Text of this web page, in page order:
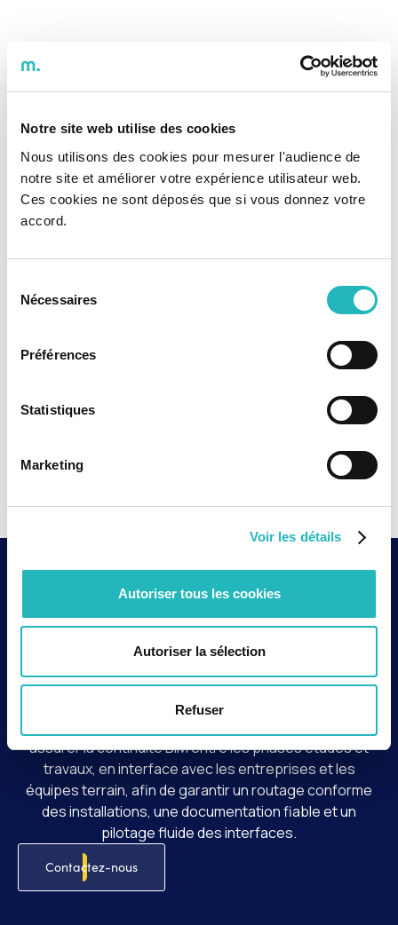
Notre site web utilise des cookies
Nous utilisons des cookies pour mesurer l'audience de
notre site et améliorer votre expérience utilisateur web.
Ces cookies ne sont déposés que si vous donnez votre
accord.
Nécessaires
Préférences
Statistiques
Marketing
Voir les détails
Autoriser tous les cookies
Autoriser la sélection
Refuser
Contexte et enjeux
Dans le cadre de la construction de l’usine d’incinération
IP13 pour le Syctom, réalisée par le groupement VESA
(Vinci Énergies et Fayat Énergie), le lot Électricité &
Énergie représentait un enjeu majeur, avec un
investissement de plusieurs centaines de millions
assurer la continuité BIM entre les phases études et
travaux, en interface avec les entreprises et les
équipes terrain, afin de garantir un routage conforme
des installations, une documentation fiable et un
pilotage fluide des interfaces.
Contactez-nous